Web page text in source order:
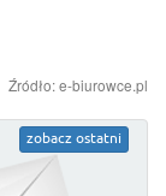
Źródło: e-biurowce.pl
zobacz ostatni